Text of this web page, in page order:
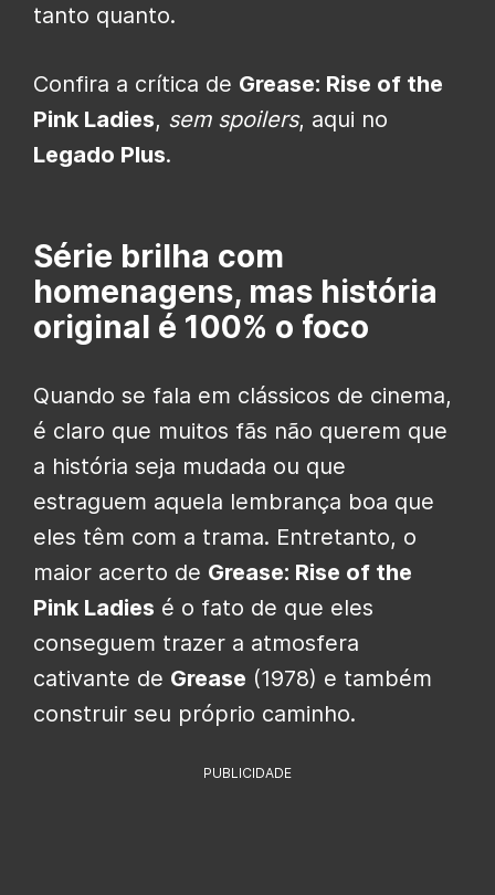
tanto quanto.
Confira a crítica de Grease: Rise of the
Pink Ladies, sem spoilers, aqui no
Legado Plus.
Série brilha com
homenagens, mas história
original é 100% o foco
Quando se fala em clássicos de cinema,
é claro que muitos fãs não querem que
a história seja mudada ou que
estraguem aquela lembrança boa que
eles têm com a trama. Entretanto, o
maior acerto de Grease: Rise of the
Pink Ladies é o fato de que eles
conseguem trazer a atmosfera
cativante de Grease (1978) e também
construir seu próprio caminho.
PUBLICIDADE